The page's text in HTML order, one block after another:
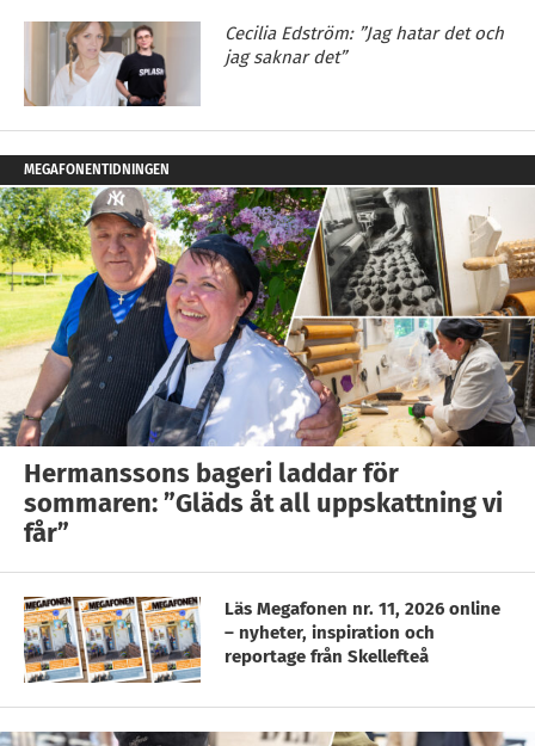
Cecilia Edström: ”Jag hatar det och
jag saknar det”
MEGAFONENTIDNINGEN
Hermanssons bageri laddar för
sommaren: ”Gläds åt all uppskattning vi
får”
Läs Megafonen nr. 11, 2026 online
– nyheter, inspiration och
reportage från Skellefteå